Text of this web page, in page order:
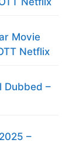
Movie
Netflix
Dubbed –
–